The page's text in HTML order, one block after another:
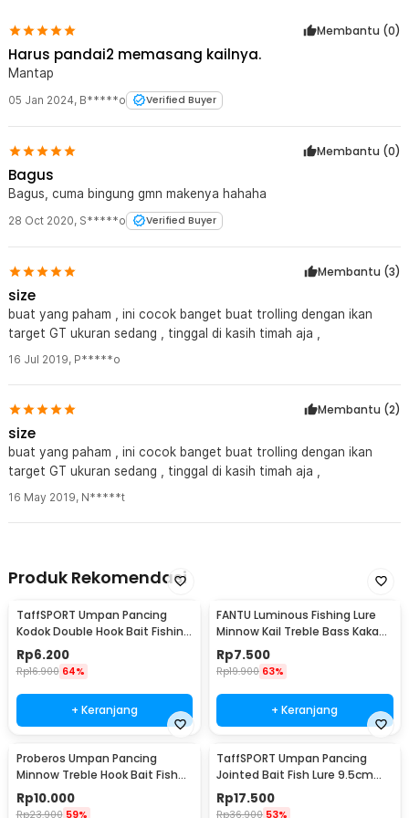
Rincian yang Anda dapatkan untuk pembelian produk ini:
10 x SEASKY Umpan Pancing Cumi-Cumi Luminous Bait Fishing
Lure 10cm
Membantu (0)
Harus pandai2 memasang kailnya.
Mantap
05 Jan 2024, B*****o Verified Buyer
Membantu (0)
Bagus
Bagus, cuma bingung gmn makenya hahaha
28 Oct 2020, S*****o Verified Buyer
Membantu (3)
size
buat yang paham , ini cocok banget buat trolling dengan ikan
target GT ukuran sedang , tinggal di kasih timah aja ,
16 Jul 2019, P*****o
Membantu (2)
size
buat yang paham , ini cocok banget buat trolling dengan ikan
target GT ukuran sedang , tinggal di kasih timah aja ,
16 May 2019, N*****t
Produk Rekomendasi
TaffSPORT Umpan Pancing
Kodok Double Hook Bait Fishing
Lure 6cm - UMK01
Rp6.200
Rp16.900 64%
+ Keranjang
FANTU Luminous Fishing Lure
Minnow Kail Treble Bass Kakap
8.5cm 8g - LB
Rp7.500
Rp19.900 63%
+ Keranjang
Proberos Umpan Pancing
Minnow Treble Hook Bait Fish
Lure 11cm 1 PCS - PB333
Rp10.000
Rp23.900 59%
TaffSPORT Umpan Pancing
Jointed Bait Fish Lure 9.5cm
20g 1 PCS - VSJ06-4
Rp17.500
Rp36.900 53%